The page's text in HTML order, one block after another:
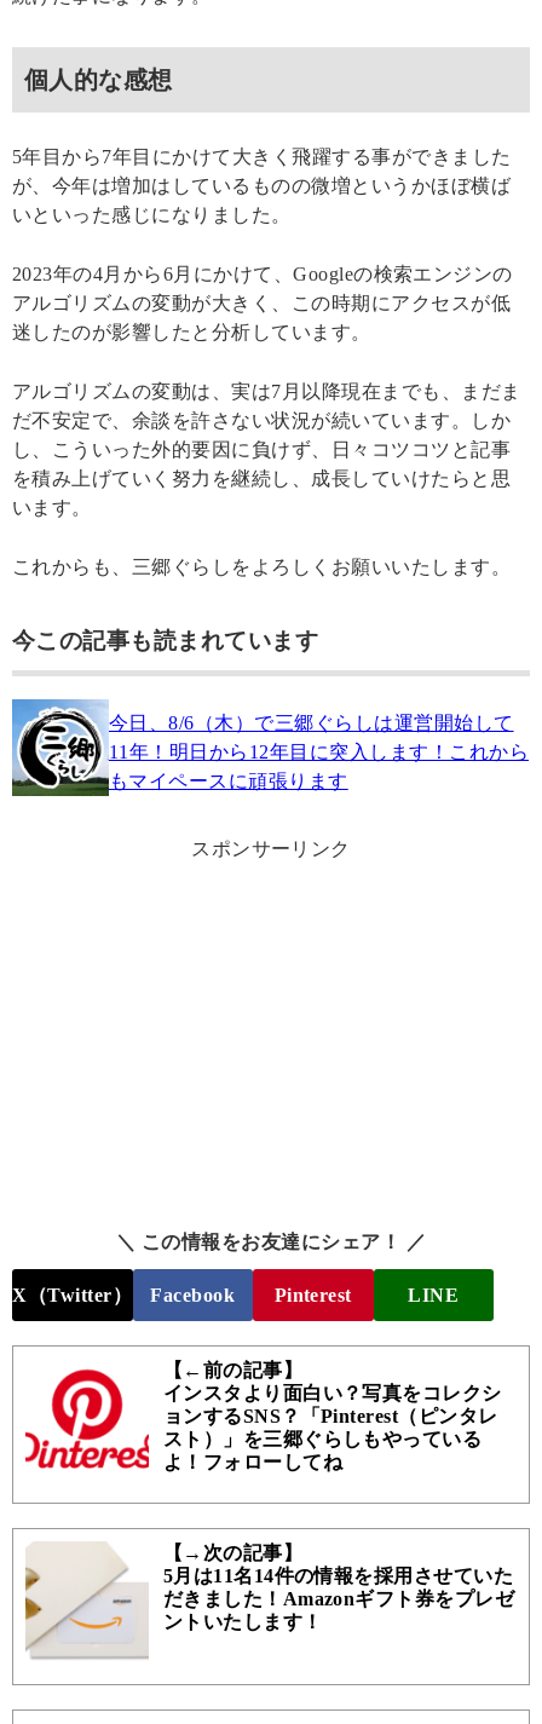
個人的な感想
5年目から7年目にかけて大きく飛躍する事ができました
が、今年は増加はしているものの微増というかほぼ横ば
いといった感じになりました。
2023年の4月から6月にかけて、Googleの検索エンジンの
アルゴリズムの変動が大きく、この時期にアクセスが低
迷したのが影響したと分析しています。
アルゴリズムの変動は、実は7月以降現在までも、まだま
だ不安定で、余談を許さない状況が続いています。しか
し、こういった外的要因に負けず、日々コツコツと記事
を積み上げていく努力を継続し、成長していけたらと思
います。
これからも、三郷ぐらしをよろしくお願いいたします。
今この記事も読まれています
今日、8/6（木）で三郷ぐらしは運営開始して
11年！明日から12年目に突入します！これから
もマイペースに頑張ります
スポンサーリンク
＼ この情報をお友達にシェア！ ／
X（Twitter） Facebook Pinterest LINE
【←前の記事】
インスタより面白い？写真をコレクシ
ョンするSNS？「Pinterest（ピンタレ
スト）」を三郷ぐらしもやっている
よ！フォローしてね
【→次の記事】
5月は11名14件の情報を採用させていた
だきました！Amazonギフト券をプレゼ
ントいたします！